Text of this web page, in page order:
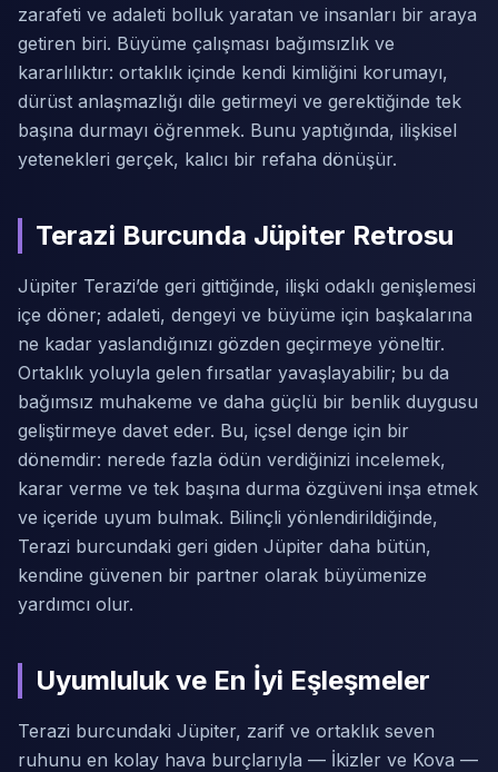
zarafeti ve adaleti bolluk yaratan ve insanları bir araya
getiren biri. Büyüme çalışması bağımsızlık ve
kararlılıktır: ortaklık içinde kendi kimliğini korumayı,
dürüst anlaşmazlığı dile getirmeyi ve gerektiğinde tek
başına durmayı öğrenmek. Bunu yaptığında, ilişkisel
yetenekleri gerçek, kalıcı bir refaha dönüşür.
Terazi Burcunda Jüpiter Retrosu
Jüpiter Terazi’de geri gittiğinde, ilişki odaklı genişlemesi
içe döner; adaleti, dengeyi ve büyüme için başkalarına
ne kadar yaslandığınızı gözden geçirmeye yöneltir.
Ortaklık yoluyla gelen fırsatlar yavaşlayabilir; bu da
bağımsız muhakeme ve daha güçlü bir benlik duygusu
geliştirmeye davet eder. Bu, içsel denge için bir
dönemdir: nerede fazla ödün verdiğinizi incelemek,
karar verme ve tek başına durma özgüveni inşa etmek
ve içeride uyum bulmak. Bilinçli yönlendirildiğinde,
Terazi burcundaki geri giden Jüpiter daha bütün,
kendine güvenen bir partner olarak büyümenize
yardımcı olur.
Uyumluluk ve En İyi Eşleşmeler
Terazi burcundaki Jüpiter, zarif ve ortaklık seven
ruhunu en kolay hava burçlarıyla — İkizler ve Kova —